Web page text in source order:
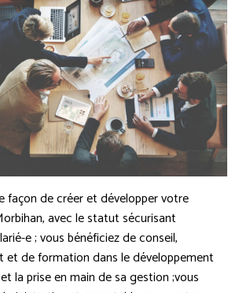
façon de créer et développer votre
avec le statut sécurisant
e ; vous bénéficiez de conseil,
et de formation dans le développement
la prise en main de sa gestion ;vous